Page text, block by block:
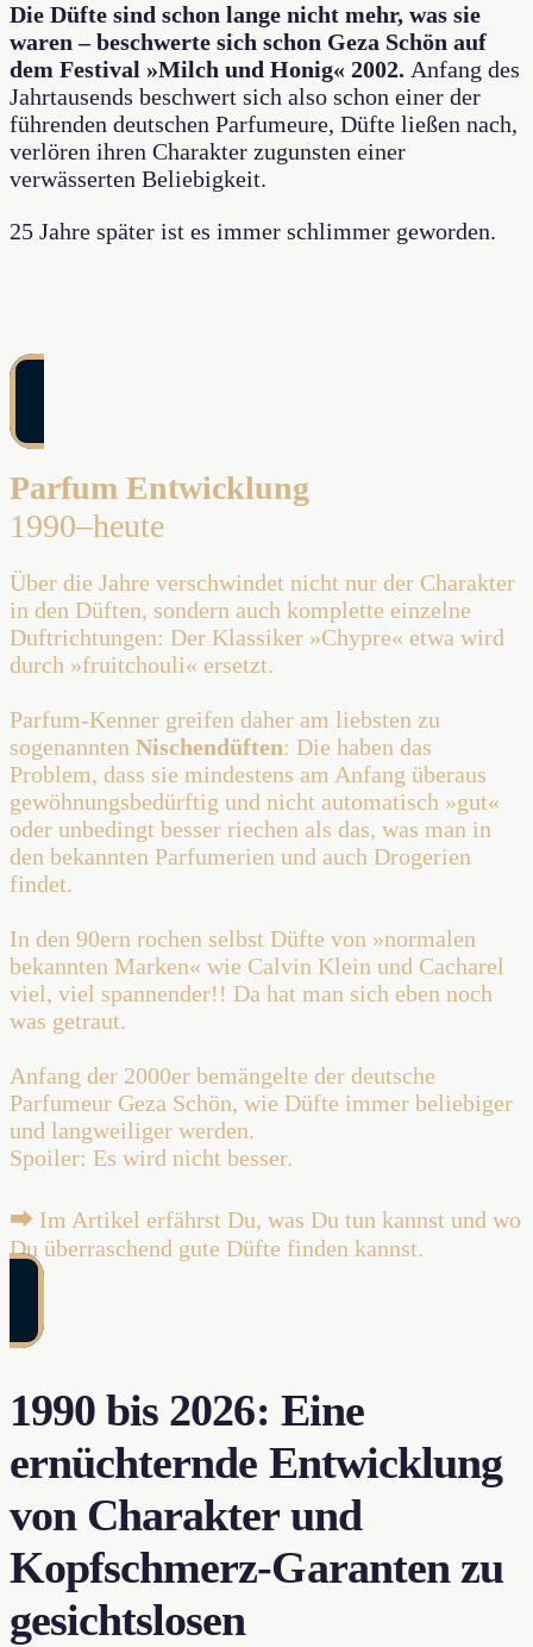
Die Düfte sind schon lange nicht mehr, was sie
waren – beschwerte sich schon Geza Schön auf
dem Festival »Milch und Honig« 2002. Anfang des
Jahrtausends beschwert sich also schon einer der
führenden deutschen Parfumeure, Düfte ließen nach,
verlören ihren Charakter zugunsten einer
verwässerten Beliebigkeit.
25 Jahre später ist es immer schlimmer geworden.
Parfum Entwicklung
1990–heute
Über die Jahre verschwindet nicht nur der Charakter
in den Düften, sondern auch komplette einzelne
Duftrichtungen: Der Klassiker »Chypre« etwa wird
durch »fruitchouli« ersetzt.
Parfum-Kenner greifen daher am liebsten zu
sogenannten Nischendüften: Die haben das
Problem, dass sie mindestens am Anfang überaus
gewöhnungsbedürftig und nicht automatisch »gut«
oder unbedingt besser riechen als das, was man in
den bekannten Parfumerien und auch Drogerien
findet.
In den 90ern rochen selbst Düfte von »normalen
bekannten Marken« wie Calvin Klein und Cacharel
viel, viel spannender!! Da hat man sich eben noch
was getraut.
Anfang der 2000er bemängelte der deutsche
Parfumeur Geza Schön, wie Düfte immer beliebiger
und langweiliger werden.
Spoiler: Es wird nicht besser.
⮕ Im Artikel erfährst Du, was Du tun kannst und wo
Du überraschend gute Düfte finden kannst.
1990 bis 2026: Eine
ernüchternde Entwicklung
von Charakter und
Kopfschmerz-Garanten zu
gesichtslosen